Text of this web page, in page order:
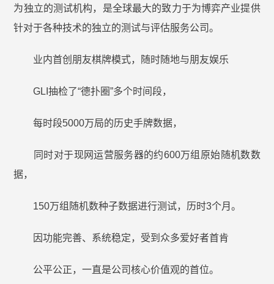
为独立的测试机构，是全球最大的致力于为博弈产业提供
针对于各种技术的独立的测试与评估服务公司。
业内首创朋友棋牌模式，随时随地与朋友娱乐
GLI抽检了“德扑圈”多个时间段，
每时段5000万局的历史手牌数据，
同时对于现网运营服务器的约600万组原始随机数数
据，
150万组随机数种子数据进行测试，历时3个月。
因功能完善、系统稳定，受到众多爱好者首肯
公平公正，一直是公司核心价值观的首位。